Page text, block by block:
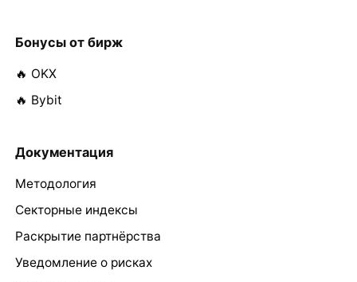
Бонусы от бирж
🔥 OKX
🔥 Bybit
Документация
Методология
Секторные индексы
Раскрытие партнёрства
Уведомление о рисках